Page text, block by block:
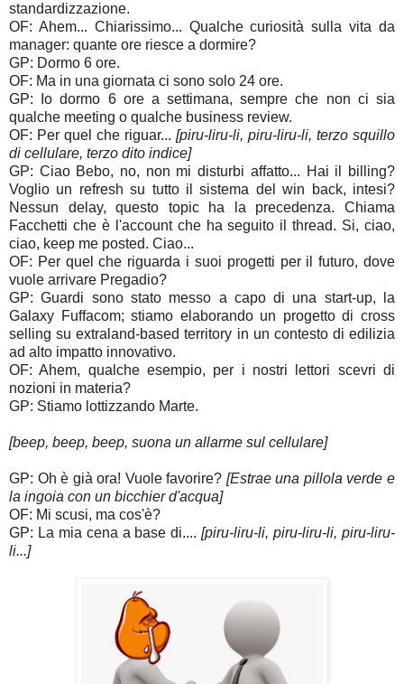
standardizzazione.
OF: Ahem... Chiarissimo... Qualche curiosità sulla vita da
manager: quante ore riesce a dormire?
GP: Dormo 6 ore.
OF: Ma in una giornata ci sono solo 24 ore.
GP: Io dormo 6 ore a settimana, sempre che non ci sia
qualche meeting o qualche business review.
OF: Per quel che riguar... [piru-liru-li, piru-liru-li, terzo squillo
di cellulare, terzo dito indice]
GP: Ciao Bebo, no, non mi disturbi affatto... Hai il billing?
Voglio un refresh su tutto il sistema del win back, intesi?
Nessun delay, questo topic ha la precedenza. Chiama
Facchetti che è l'account che ha seguito il thread. Si, ciao,
ciao, keep me posted. Ciao...
OF: Per quel che riguarda i suoi progetti per il futuro, dove
vuole arrivare Pregadio?
GP: Guardi sono stato messo a capo di una start-up, la
Galaxy Fuffacom; stiamo elaborando un progetto di cross
selling su extraland-based territory in un contesto di edilizia
ad alto impatto innovativo.
OF: Ahem, qualche esempio, per i nostri lettori scevri di
nozioni in materia?
GP: Stiamo lottizzando Marte.
[beep, beep, beep, suona un allarme sul cellulare]
GP: Oh è già ora! Vuole favorire? [Estrae una pillola verde e
la ingoia con un bicchier d'acqua]
OF: Mi scusi, ma cos'è?
GP: La mia cena a base di....[piru-liru-li, piru-liru-li, piru-liru-
li...]